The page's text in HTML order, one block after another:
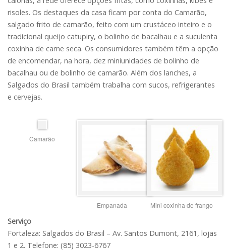
risoles. Os destaques da casa ficam por conta do Camarão,
salgado frito de camarão, feito com um crustáceo inteiro e o
tradicional queijo catupiry, o bolinho de bacalhau e a suculenta
coxinha de carne seca. Os consumidores também têm a opção
de encomendar, na hora, dez miniunidades de bolinho de
bacalhau ou de bolinho de camarão. Além dos lanches, a
Salgados do Brasil também trabalha com sucos, refrigerantes
e cervejas.
Camarão
Empanada Mini coxinha de frango
Serviço
Fortaleza: Salgados do Brasil – Av. Santos Dumont, 2161, lojas
1 e 2. Telefone: (85) 3023-6767